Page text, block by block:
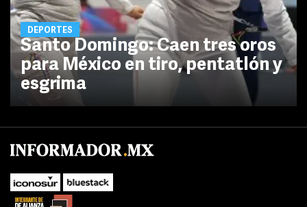
DEPORTES
Santo Domingo: Caen tres oros
para México en tiro, pentatlón y
esgrima